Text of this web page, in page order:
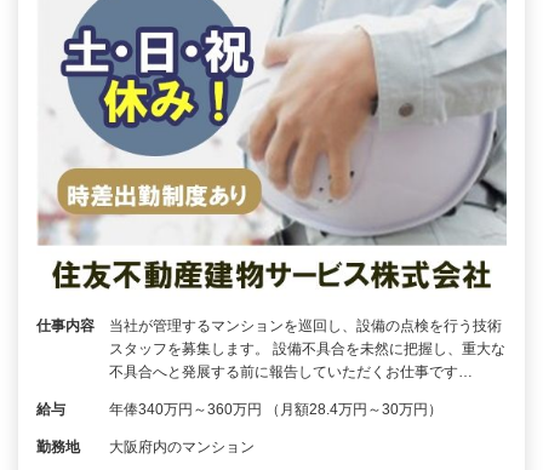
仕事内容
当社が管理するマンションを巡回し、設備の点検を行う技術
スタッフを募集します。 設備不具合を未然に把握し、重大な
不具合へと発展する前に報告していただくお仕事です…
給与 年俸340万円～360万円 （月額28.4万円～30万円）
勤務地 大阪府内のマンション